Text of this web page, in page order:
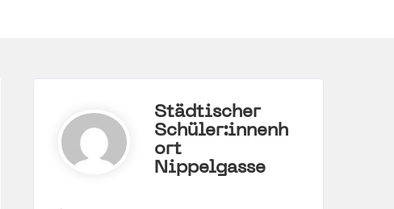
Städtischer
Schüler:innenh
Ort
Nippelgasse